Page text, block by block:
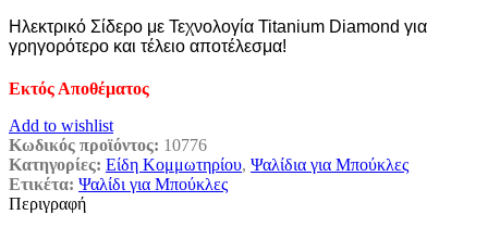
Ηλεκτρικό Σίδερο με Τεχνολογία Titanium Diamond για
γρηγορότερο και τέλειο αποτέλεσμα!
Εκτός Αποθέματος
Add to wishlist
Κωδικός προϊόντος: 10776
Κατηγορίες: Είδη Κομμωτηρίου, Ψαλίδια για Μπούκλες
Ετικέτα: Ψαλίδι για Μπούκλες
Περιγραφή